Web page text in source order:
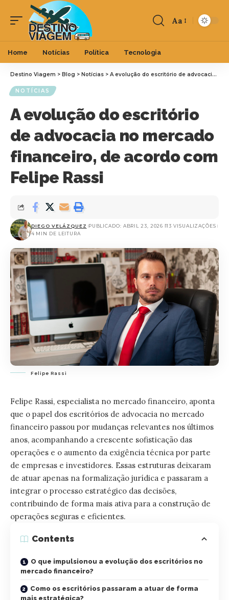
Aa
Home Notícias Política Tecnologia
Destino Viagem > Blog > Notícias > A evolução do escritório de advocacia no mercado financeiro, de acordo com Felipe Rassi
NOTÍCIAS
A evolução do escritório
de advocacia no mercado
financeiro, de acordo com
Felipe Rassi
DIEGO VELÁZQUEZ PUBLICADO: ABRIL 23, 2026 113 VISUALIZAÇÕES
4 MIN DE LEITURA
Felipe Rassi
Felipe Rassi, especialista no mercado financeiro, aponta
que o papel dos escritórios de advocacia no mercado
financeiro passou por mudanças relevantes nos últimos
anos, acompanhando a crescente sofisticação das
operações e o aumento da exigência técnica por parte
de empresas e investidores. Essas estruturas deixaram
de atuar apenas na formalização jurídica e passaram a
integrar o processo estratégico das decisões,
contribuindo de forma mais ativa para a construção de
operações seguras e eficientes.
Contents
O que impulsionou a evolução dos escritórios no
mercado financeiro?
Como os escritórios passaram a atuar de forma
mais estratégica?